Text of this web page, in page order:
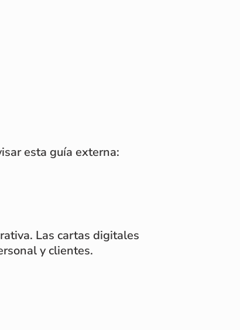
esta guía externa:
Las cartas digitales
y clientes.